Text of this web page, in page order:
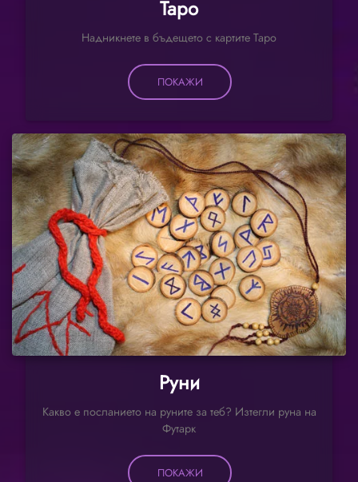
Таро
Надникнете в бъдещето с картите Таро
ПОКАЖИ
Руни
Какво е посланието на руните за теб? Изтегли руна на
Футарк
ПОКАЖИ